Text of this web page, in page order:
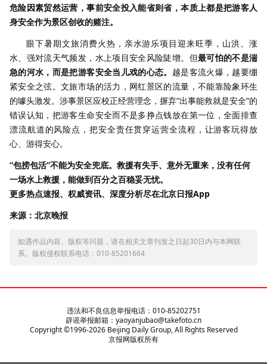
危险因素贸然运营，事前安全投入能省则省，本质上都是把游客人
身安全作为景区创收的赌注。
眼下暑期文旅消费火热，亲水游乐项目迎来旺季，山洪、涨
水、强对流天气频发，水上项目安全风险陡增。但最可怕的不是湍
急的河水，而是把游客安全当儿戏的心态。 越是客流火爆，越要绷
紧安全之弦。文旅市场的活力，网红景区的流量，不能靠险象环生
的噱头激发。涉事景区应校正经营理念，摒弃“出事能救就是安全”的
错误认知，把游客生命安全而不是多挣点钱放在第一位，全面排查
漂流航道的风险点，把安全责任贯穿运营全流程，让游客玩得放
心、游得安心。
“包捞包活”不能为安全兜底。救援有失手、意外无重来，没有任何
一场水上救援，能做到百分之百稳妥无忧。
更多热点速报、权威资讯、深度分析尽在北京日报App
来源：北京晚报
如遇作品内容、版权等问题，请在相关文章刊发之日起30日内与本网联
系。版权侵权联系电话：010-85201664
违法和不良信息举报电话：010-85202751
辟谣举报邮箱：yaoyanjubao@takefoto.cn
Copyright ©1996-2026Beijing Daily Group, All Rights Reserved
京报网版权所有